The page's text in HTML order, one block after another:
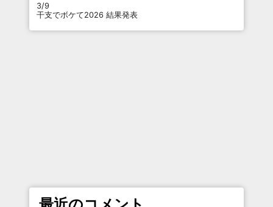
3/9
干支でボケて2026 結果発表